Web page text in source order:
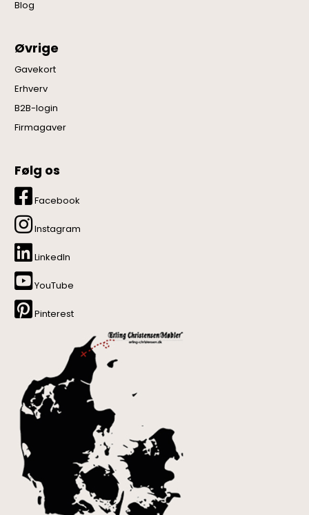
Blog
Øvrige
Gavekort
Erhverv
B2B-login
Firmagaver
Følg os
Facebook
Instagram
LinkedIn
YouTube
Pinterest